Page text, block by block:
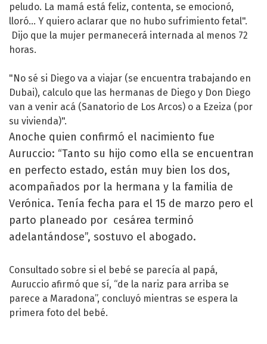
peludo. La mamá está feliz, contenta, se emocionó,
lloró... Y quiero aclarar que no hubo sufrimiento fetal".
Dijo que la mujer permanecerá internada al menos 72
horas.
"No sé si Diego va a viajar (se encuentra trabajando en
Dubai), calculo que las hermanas de Diego y Don Diego
van a venir acá (Sanatorio de Los Arcos) o a Ezeiza (por
su vivienda)".
Anoche quien confirmó el nacimiento fue
Auruccio: “Tanto su hijo como ella se encuentran
en perfecto estado, están muy bien los dos,
acompañados por la hermana y la familia de
Verónica. Tenía fecha para el 15 de marzo pero el
parto planeado por cesárea terminó
adelantándose”, sostuvo el abogado.
Consultado sobre si el bebé se parecía al papá,
Auruccio afirmó que sí, “de la nariz para arriba se
parece a Maradona”, concluyó mientras se espera la
primera foto del bebé.